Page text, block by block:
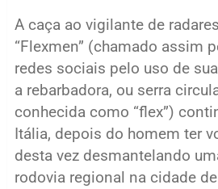
A caça ao vigilante de
“Flexmen” (chamado assim
redes sociais pelo uso de
a rebarbadora, ou serra
conhecida como “flex”)
Itália, depois do homem ter
desta vez desmantelando
rodovia regional na cidade